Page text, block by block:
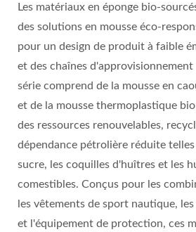
Les matériaux en éponge bio-
des solutions en mousse éco-
pour un design de produit à faible
et des chaînes d'approvisionnement
série comprend de la mousse en
et de la mousse thermoplastique
des ressources renouvelables,
dépendance pétrolière réduite telles
sucre, les coquilles d'huîtres et les
comestibles. Conçus pour les
les vêtements de sport nautique,
et l'équipement de protection, ces